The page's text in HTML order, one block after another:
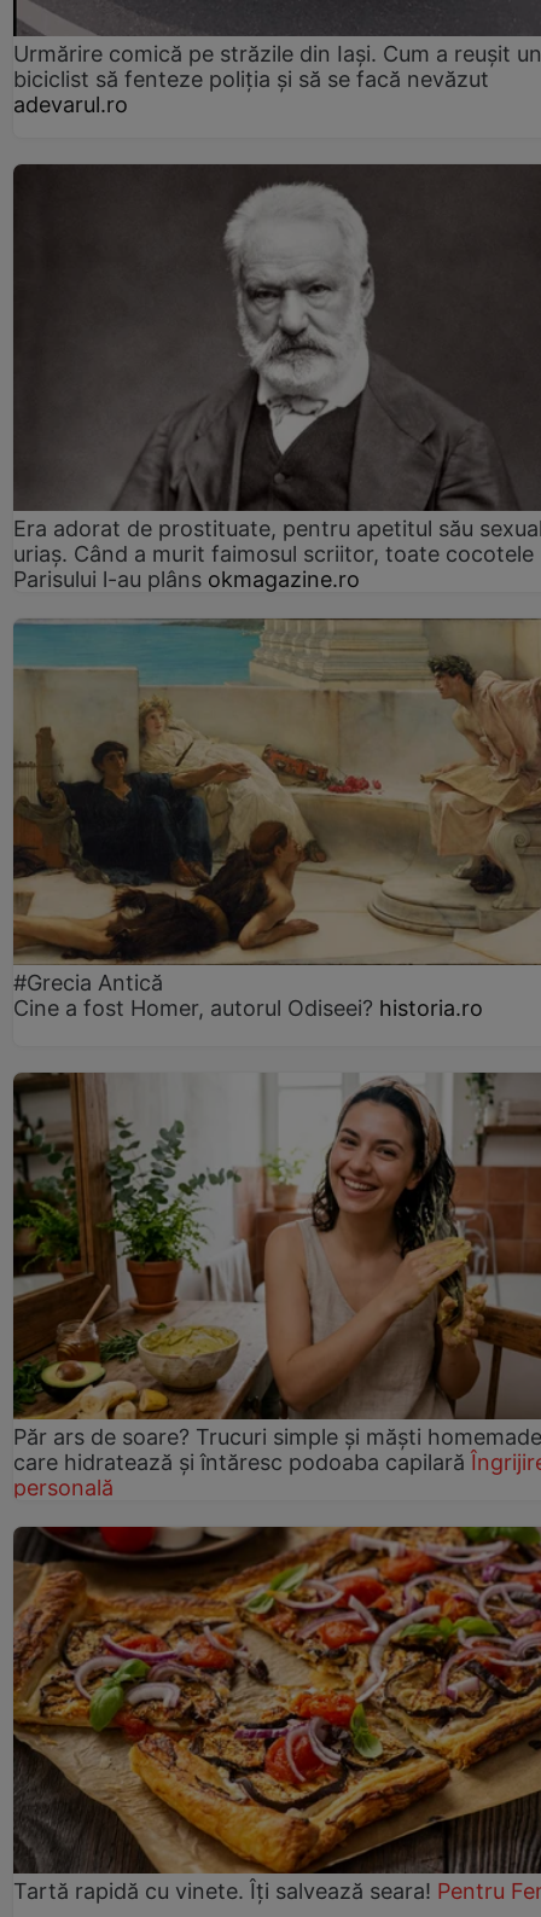
Urmărire comică pe străzile din Iași. Cum a reușit un
biciclist să fenteze poliția și să se facă nevăzut
adevarul.ro
Era adorat de prostituate, pentru apetitul său
uriaș. Când a murit faimosul scriitor, toate cocotele
Parisului l-au plâns okmagazine.ro
#Grecia Antică
Cine a fost Homer, autorul Odiseei? historia.ro
Păr ars de soare? Trucuri simple și măști homemade
care hidratează și întăresc podoaba capilară
personală
Tartă rapidă cu vinete. Îți salvează seara! Pentru